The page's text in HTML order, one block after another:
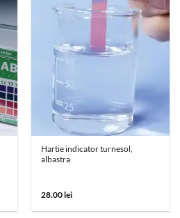
Hartie indicator turnesol,
albastra
28.00lei